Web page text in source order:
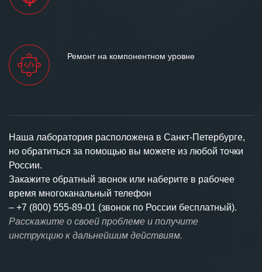
Ремонт на компонентном уровне
Наша лаборатория расположена в Санкт-Петербурге,
но обратиться за помощью вы можете из любой точки
России.
Закажите обратный звонок или наберите в рабочее
время многоканальный телефон
– +7 (800) 555-89-01 (звонок по России бесплатный).
Расскажите о своей проблеме и получите
инструкцию к дальнейшим действиям.